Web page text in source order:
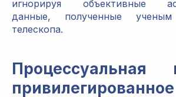
игнорируя объективные
данные, полученные
телескопа.
Процессуальная
привилегированное